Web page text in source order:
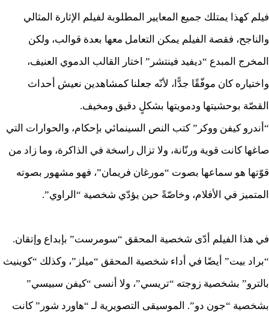
فيلم كهذا يمتلك جميع المعايير المطلوبة لفيلم الإثارة المثالي
والناجح، فقصة الفيلم يمكن التعامل معها بعدة قوالب، ولكن
المخرج المبدع “ديفيد فينتشر” اختار القالب الدموي العنيف،
واختياره كان موفّقًا جدًّا، لأنّه جعلنا كمشاهدين نعيش أحداث
القصّة بوحشيتها ودمويتها بشكلٍ دقيق ومخيف.
“أندرو كيفن ووكر” كتب النص السينمائي بإحكام، والحوارات التي
صاغها كانت قوية ورنّانة، ولا تزال راسخة في الذاكرة، وما زاد من
قوّتها هو سماعها بصوت “مورغان فريمان”، فهو مشهور بصوته
المتميز في الأفلام، وخاصّةً حين يؤدّي شخصية “الراوي”.
في هذا الفيلم أدّى شخصية المحقق “سومرست” بإبداع وإتقان.
“براد بيت” أيضًا في أداء شخصية المحقق “ميلز”، وكذلك “كوينيث
بالترو” بشخصية زوجته “تريسي”، ولا أنسى “كيفن سبيسي”
بشخصية “جون دو”. الموسيقى التصويرية لـ “هاورد شور” كانت